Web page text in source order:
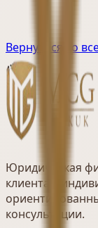
Вернуться ко
Юридическая
клиентам
консультации.